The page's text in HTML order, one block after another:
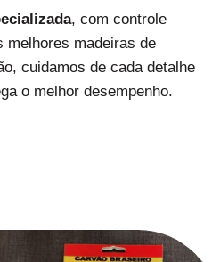
, com controle
melhores madeiras de
cuidamos de cada detalhe
o melhor desempenho.